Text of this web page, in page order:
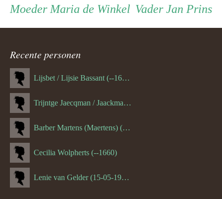
Persoon
ouder
navigatie
VaderVader
Jan Prins
MoederMoeder
Maria de Winkel
Recente personen
Lijsbet / Lijsie Bassant (--1687)
Trijntge Jaecqman / Jaackman (--1651)
Barber Martens (Maertens) (--1658)
Cecilia Wolpherts (--1660)
Lenie van Gelder (15-05-1970)